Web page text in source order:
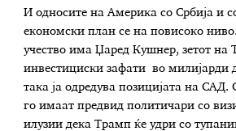
И односите на Америка со Србија и
економски план се на повисоко
учество има Џаред Кушнер, зетот на
инвестициски зафати во милијарди
така ја одредува позицијата на САД.
го имаат предвид политичари со
илузии дека Трамп ќе удри со